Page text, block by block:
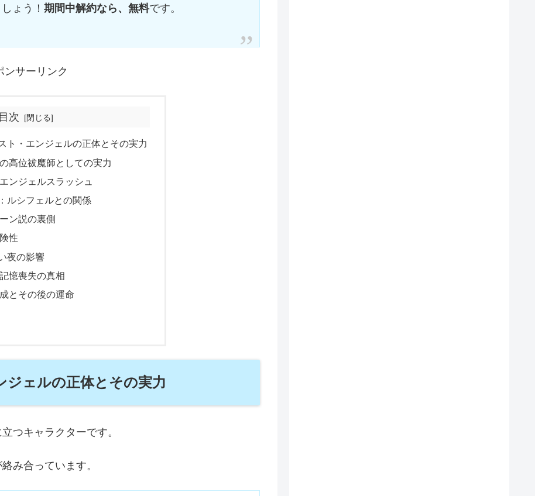
ょう！期間中解約なら、無料です。
ンサーリンク
目次
ト・エンジェルの正体とその実力
高位祓魔師としての実力
ンジェルスラッシュ
ルシフェルとの関係
ン説の裏側
性
夜の影響
憶喪失の真相
とその後の運命
ジェルの正体とその実力
つキャラクターです。
み合っています。